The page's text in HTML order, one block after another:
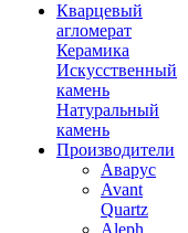
Кварцевый
агломерат
Керамика
Искусственный
камень
Натуральный
камень
Производители
Аварус
Avant
Quartz
Aleph